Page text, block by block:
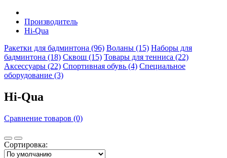
Производитель
Hi-Qua
Ракетки для бадминтона (96) Воланы (15) Наборы для
бадминтона (18) Сквош (15) Товары для тенниса (22)
Аксессуары (22) Спортивная обувь (4) Специальное
оборудование (3)
Hi-Qua
Сравнение товаров (0)
Сортировка: